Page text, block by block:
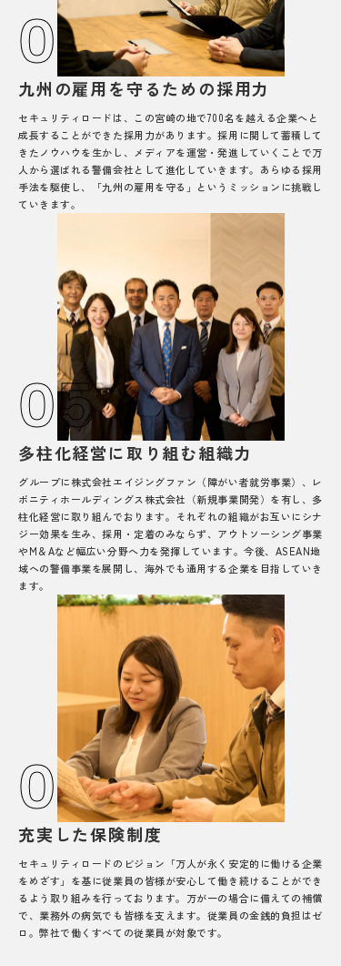
04
九州の雇用を守るための採用力
セキュリティロードは、この宮崎の地で700名を越える企業へと
成長することができた採用力があります。採用に関して蓄積して
きたノウハウを生かし、メディアを運営・発進していくことで万
人から選ばれる警備会社として進化していきます。あらゆる採用
手法を駆使し、「九州の雇用を守る」というミッションに挑戦し
ていきます。
05
多柱化経営に取り組む組織力
グループに株式会社エイジングファン（障がい者就労事業）、レ
ボニティホールディングス株式会社（新規事業開発）を有し、多
柱化経営に取り組んでおります。それぞれの組織がお互いにシナ
ジー効果を生み、採用・定着のみならず、アウトソーシング事業
やM＆Aなど幅広い分野へ力を発揮しています。今後、ASEAN地
域への警備事業を展開し、海外でも通用する企業を目指していき
ます。
06
充実した保険制度
セキュリティロードのビジョン「万人が永く安定的に働ける企業
をめざす」を基に従業員の皆様が安心して働き続けることができ
るよう取り組みを行っております。万が一の場合に備えての補償
で、業務外の病気でも皆様を支えます。従業員の金銭的負担はゼ
ロ。弊社で働くすべての従業員が対象です。